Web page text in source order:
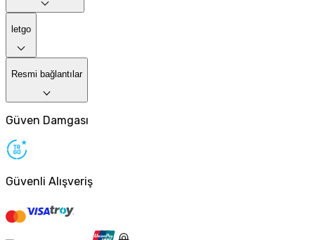
letgo
Resmi bağlantılar
Güven Damgası
Güvenli Alışveriş